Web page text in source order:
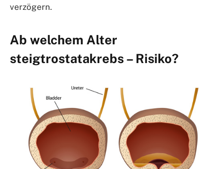
verzögern.
Ab welchem Alter
steigtrostatakrebs – Risiko?